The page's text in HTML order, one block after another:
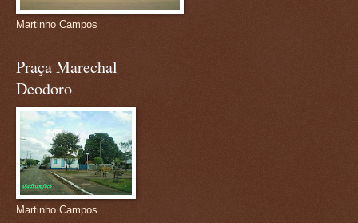
Martinho Campos
Praça Marechal
Deodoro
Martinho Campos